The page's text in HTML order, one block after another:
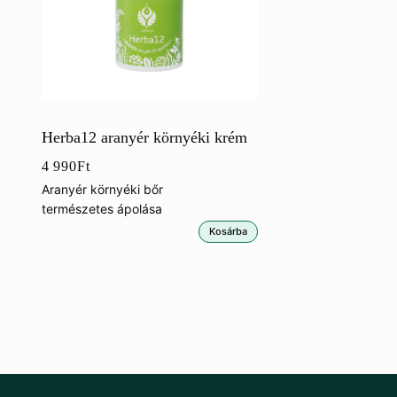
Herba12 aranyér környéki krém
4 990Ft
Aranyér környéki bőr
természetes ápolása
Kosárba